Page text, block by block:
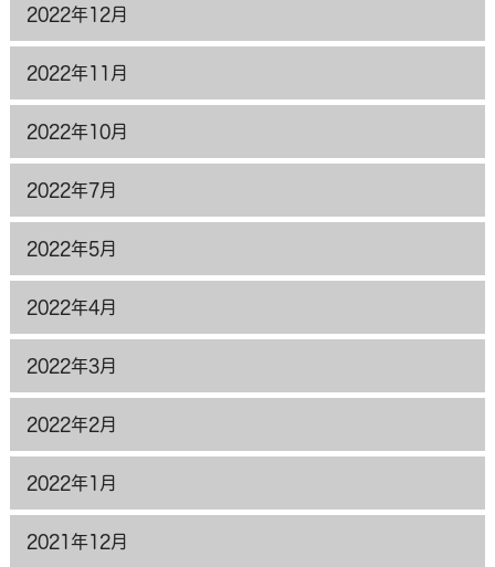
2022年12月
2022年11月
2022年10月
2022年7月
2022年5月
2022年4月
2022年3月
2022年2月
2022年1月
2021年12月